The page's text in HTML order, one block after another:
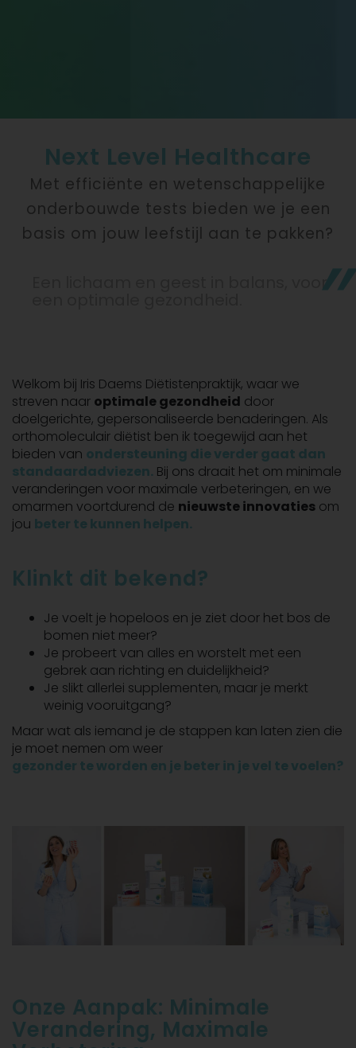
Next Level Healthcare
Met efficiënte en wetenschappelijke
onderbouwde tests bieden we je een
basis om jouw leefstijl aan te pakken?
Een lichaam en geest in balans, voor
Welkom bij Iris Daems Diëtistenpraktijk, waar we
streven naar optimale gezondheid door
doelgerichte, gepersonaliseerde benaderingen. Als
orthomoleculair diëtist ben ik toegewijd aan het
bieden van ondersteuning die verder gaat dan
standaardadviezen. Bij ons draait het om minimale
veranderingen voor maximale verbeteringen, en we
omarmen voortdurend de nieuwste innovaties om
jou beter te kunnen helpen.
Klinkt dit bekend?
Je voelt je hopeloos en je ziet door het bos de
bomen niet meer?
Je probeert van alles en worstelt met een
gebrek aan richting en duidelijkheid?
Je slikt allerlei supplementen, maar je merkt
weinig vooruitgang?
Maar wat als iemand je de stappen kan laten zien die
je moet nemen om weer
gezonder te worden en je beter in je vel te voelen?
Onze Aanpak: Minimale
Verandering, Maximale